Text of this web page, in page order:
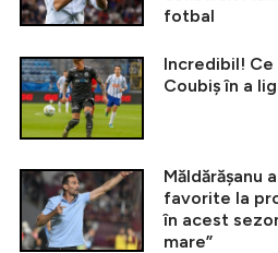
fotbal
Incredibil! Ce
Coubiș în a
Măldărășanu
favorite la
în acest
mare”